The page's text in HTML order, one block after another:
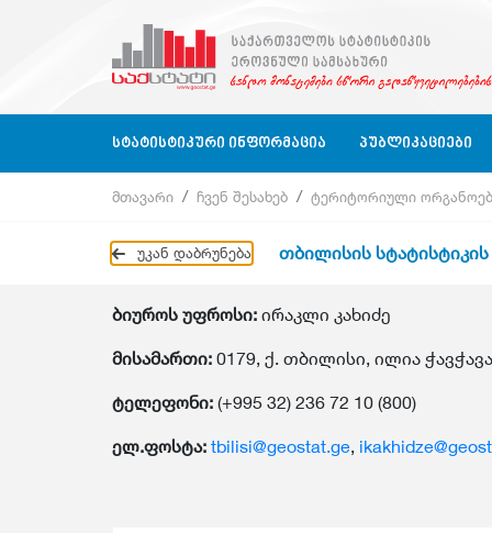
ᲡᲢᲐᲢᲘᲡᲢᲘᲙᲣᲠᲘ ᲘᲜᲤᲝᲠᲛᲐᲪᲘᲐ
Ბიზნეს Სექტორი
Ბიზნეს Რეგისტრი
Გარემოს Სტატისტიკა
Დასაქმება, Ხელფასები
Ეროვნული Ანგარიშები
ᲞᲣᲑᲚᲘᲙᲐᲪᲘᲔᲑᲘ
Კვარტალური
Წლიური
Ბიზნეს Სტატისტიკა
Გარემოს Სტატისტიკა
Ბიზნეს Სექტორი
Განათლება, Მეცნიერება, Კულტურა
Ეროვნული Ანგარიშები
Მომსახურების Სტატისტიკა
მთავარი ჩვენ შესახებ ტერიტორიული
უკან დაბრუნება თბილისის
ბიუროს უფროსი: ირაკლი კახიძე
მისამართი: 0179, ქ. თბილისი, ილია
ტელეფონი: (+995 32) 236 72 10 (800)
ელ.ფოსტა: tbilisi@geostat.ge,